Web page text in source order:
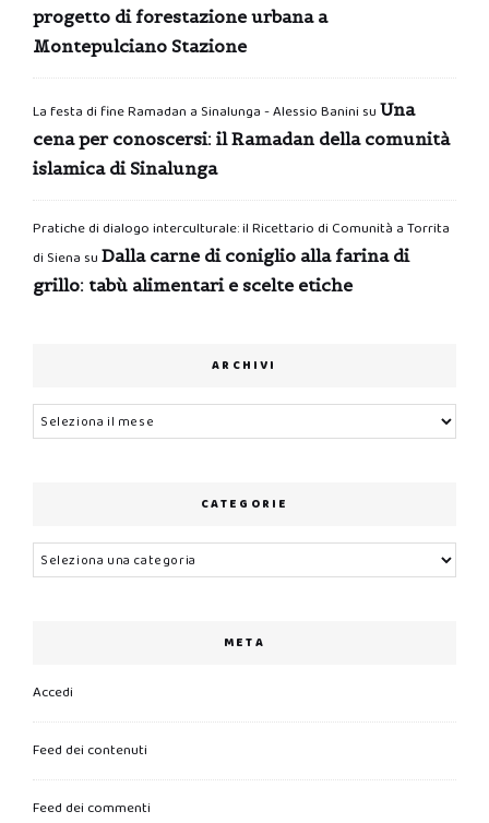
progetto di forestazione urbana a
Montepulciano Stazione
La festa di fine Ramadan a Sinalunga - Alessio Banini su Una
cena per conoscersi: il Ramadan della comunità
islamica di Sinalunga
Pratiche di dialogo interculturale: il Ricettario di Comunità a Torrita
di Siena su Dalla carne di coniglio alla farina di
grillo: tabù alimentari e scelte etiche
ARCHIVI
Archivi
CATEGORIE
Categorie
META
Accedi
Feed dei contenuti
Feed dei commenti